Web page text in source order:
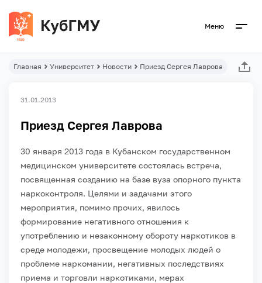
Меню
Главная Университет Новости Приезд Сергея Лаврова
31.01.2013
Приезд Сергея Лаврова
30 января 2013 года в Кубанском государственном
медицинском университете состоялась встреча,
посвященная созданию на базе вуза опорного пункта
наркоконтроля. Целями и задачами этого
мероприятия, помимо прочих, явилось
формирование негативного отношения к
употреблению и незаконному обороту наркотиков в
среде молодежи, просвещение молодых людей о
проблеме наркомании, негативных последствиях
приема и торговли наркотиками, мерах